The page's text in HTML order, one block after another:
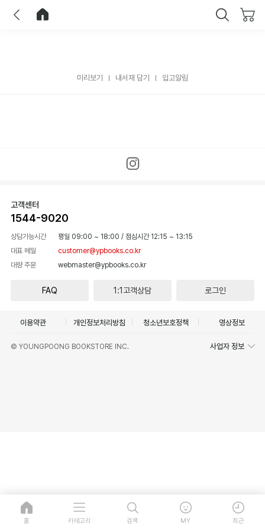
미리보기 내서재 담기 입고알림
고객센터
1544-9020
상담가능시간 평일 09:00 ~ 18:00 / 점심시간 12:15 ~ 13:15
대표 메일
customer@ypbooks.co.kr
대량 주문
webmaster@ypbooks.co.kr
FAQ 1:1고객상담 로그인
이용약관 개인정보처리방침 청소년보호정책 영상정보
© YOUNGPOONG BOOKSTORE INC. 사업자 정보
홈 카테고리 검색 MY 최근